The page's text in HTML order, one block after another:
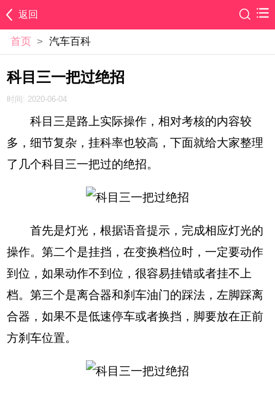
返回
首页 > 汽车百科
科目三一把过绝招
时间: 2020-06-04
科目三是路上实际操作，相对考核的内容较
多，细节复杂，挂科率也较高，下面就给大家整理
了几个科目三一把过的绝招。
首先是灯光，根据语音提示，完成相应灯光的
操作。第二个是挂挡，在变换档位时，一定要动作
到位，如果动作不到位，很容易挂错或者挂不上
档。第三个是离合器和刹车油门的踩法，左脚踩离
合器，如果不是低速停车或者换挡，脚要放在正前
方刹车位置。